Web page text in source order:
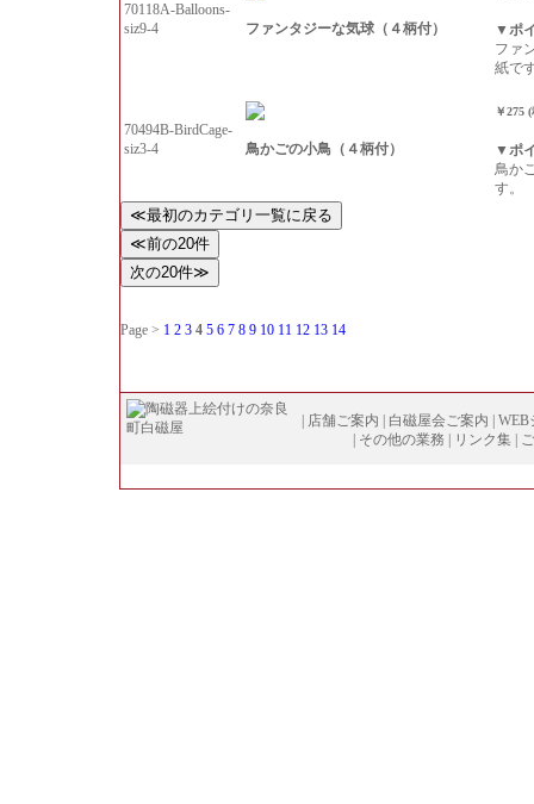
70118A-Balloons-
siz9-4
ファンタジーな気球（４柄付）
▼ポ
ファ
紙で
70494B-BirdCage-
siz3-4
鳥かごの小鳥（４柄付）
￥275
▼ポ
鳥か
す。
Page > 1 2 3 4 5 6 7 8 9 10 11 12 13 14
店舗ご案内 白磁屋会ご案内
WEB
その他の業務 リンク集